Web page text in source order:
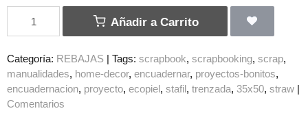
Añadir a Carrito
Categoría: REBAJAS Tags: scrapbook scrapbooking scrap
manualidades
home-decor encuadernar proyectos-bonitos
encuadernacion proyecto ecopiel stafil trenzada 35x50 straw
Comentarios